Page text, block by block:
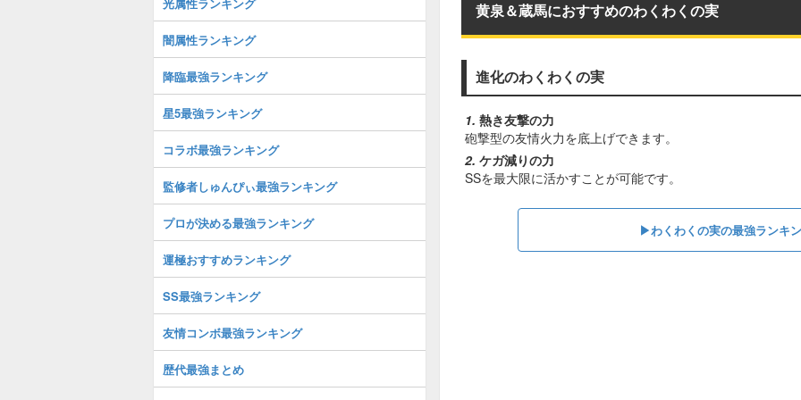
黄泉＆蔵馬におすすめのわくわくの実
進化のわくわくの実
熱き友撃の力
砲撃型の友情火力を底上げできます。
ケガ減りの力
SSを最大限に活かすことが可能です。
▶わくわくの実の最強ランキ
闇属性ランキング
降臨最強ランキング
星5最強ランキング
コラボ最強ランキング
監修者しゅんぴぃ最強ランキング
プロが決める最強ランキング
運極おすすめランキング
SS最強ランキング
友情コンボ最強ランキング
歴代最強まとめ